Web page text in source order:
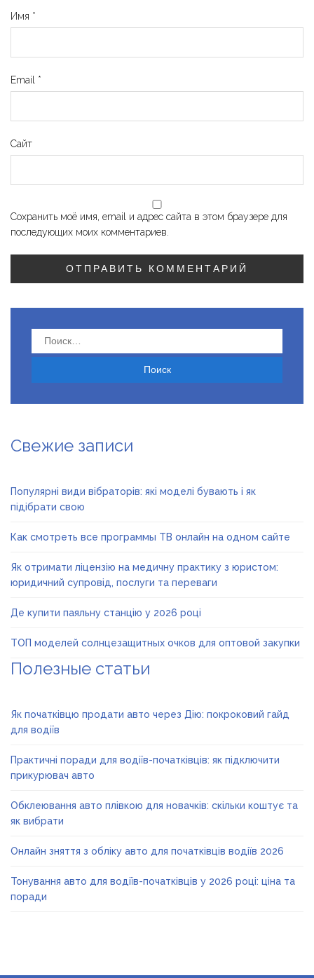
Имя *
Email *
Сайт
Сохранить моё имя, email и адрес сайта в этом браузере для
последующих моих комментариев.
Найти:
Свежие записи
Популярні види вібраторів: які моделі бувають і як
підібрати свою
Как смотреть все программы ТВ онлайн на одном сайте
Як отримати ліцензію на медичну практику з юристом:
юридичний супровід, послуги та переваги
Де купити паяльну станцію у 2026 році
ТОП моделей солнцезащитных очков для оптовой закупки
Полезные статьи
Як початківцю продати авто через Дію: покроковий гайд
для водіїв
Практичні поради для водіїв-початківців: як підключити
прикурювач авто
Обклеювання авто плівкою для новачків: скільки коштує та
як вибрати
Онлайн зняття з обліку авто для початківців водіїв 2026
Тонування авто для водіїв-початківців у 2026 році: ціна та
поради